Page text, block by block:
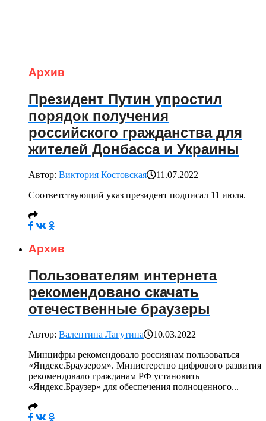
Архив
Президент Путин упростил
порядок получения
российского гражданства для
жителей Донбасса и Украины
Автор: Виктория Костовская
11.07.2022
Соответствующий указ президент подписал 11 июля.
Архив
Пользователям интернета
рекомендовано скачать
отечественные браузеры
Автор: Валентина Лагутина
10.03.2022
Минцифры рекомендовало россиянам пользоваться
«Яндекс.Браузером». Министерство цифрового развития
рекомендовало гражданам РФ установить
«Яндекс.Браузер» для обеспечения полноценного...